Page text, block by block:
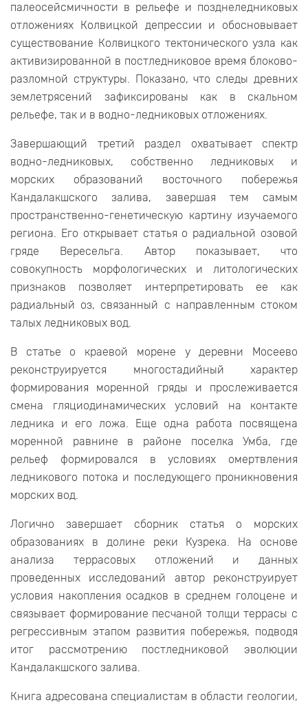
палеосейсмичности в рельефе и позднеледниковых
отложениях Колвицкой депрессии и обосновывает
существование Колвицкого тектонического узла как
активизированной в постледниковое время блоково-
разломной структуры. Показано, что следы древних
землетрясений зафиксированы как в скальном
рельефе, так и в водно-ледниковых отложениях.
Завершающий третий раздел охватывает спектр
водно-ледниковых, собственно ледниковых и
морских образований восточного побережья
Кандалакшского залива, завершая тем самым
пространственно-генетическую картину изучаемого
региона. Его открывает статья о радиальной озовой
гряде Вересельга. Автор показывает, что
совокупность морфологических и литологических
признаков позволяет интерпретировать ее как
радиальный оз, связанный с направленным стоком
талых ледниковых вод.
В статье о краевой морене у деревни Мосеево
реконструируется многостадийный характер
формирования моренной гряды и прослеживается
смена гляциодинамических условий на контакте
ледника и его ложа. Еще одна работа посвящена
моренной равнине в районе поселка Умба, где
рельеф формировался в условиях омертвления
ледникового потока и последующего проникновения
морских вод.
Логично завершает сборник статья о морских
образованиях в долине реки Кузрека. На основе
анализа террасовых отложений и данных
проведенных исследований автор реконструирует
условия накопления осадков в среднем голоцене и
связывает формирование песчаной толщи террасы с
регрессивным этапом развития побережья, подводя
итог рассмотрению постледниковой эволюции
Кандалакшского залива.
Книга адресована специалистам в области геологии,